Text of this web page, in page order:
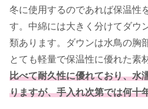
冬に使用するのであれば保温性
す。中綿には大きく分けてダウ
類あります。ダウンは水鳥の胸
とても軽量で保温性に優れた素
比べて耐久性に優れており、水
りますが、手入れ次第では何十